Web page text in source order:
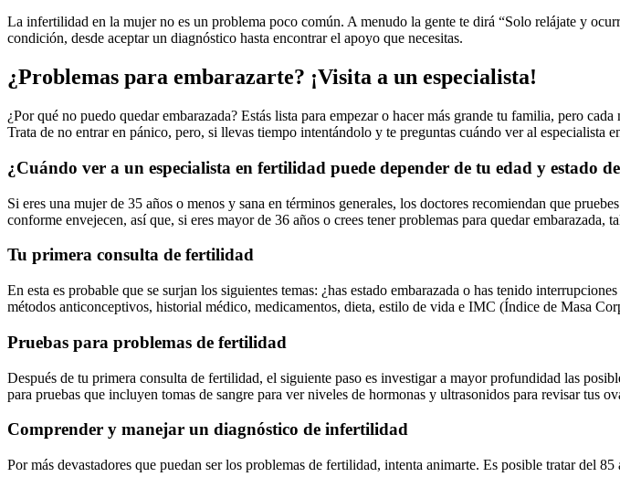
La infertilidad en la mujer no es un problema poco común. A menudo la gente te dirá “Solo relájate y
condición, desde aceptar un diagnóstico hasta encontrar el apoyo que necesitas.
¿Problemas para embarazarte? ¡Visita a un especialista!
¿Por qué no puedo quedar embarazada? Estás lista para empezar o hacer más grande tu familia, pero
Trata de no entrar en pánico, pero, si llevas tiempo intentándolo y te preguntas cuándo ver al especialista
¿Cuándo ver a un especialista en fertilidad puede depender de tu edad y estado
Si eres una mujer de 35 años o menos y sana en términos generales, los doctores recomiendan que
conforme envejecen, así que, si eres mayor de 36 años o crees tener problemas para quedar embarazada,
Tu primera consulta de fertilidad
En esta es probable que se surjan los siguientes temas: ¿has estado embarazada o has tenido
métodos anticonceptivos, historial médico, medicamentos, dieta, estilo de vida e IMC (Índice de Masa
Pruebas para problemas de fertilidad
Después de tu primera consulta de fertilidad, el siguiente paso es investigar a mayor profundidad las
para pruebas que incluyen tomas de sangre para ver niveles de hormonas y ultrasonidos para revisar tus
Comprender y manejar un diagnóstico de infertilidad
Por más devastadores que puedan ser los problemas de fertilidad, intenta animarte. Es posible tratar del